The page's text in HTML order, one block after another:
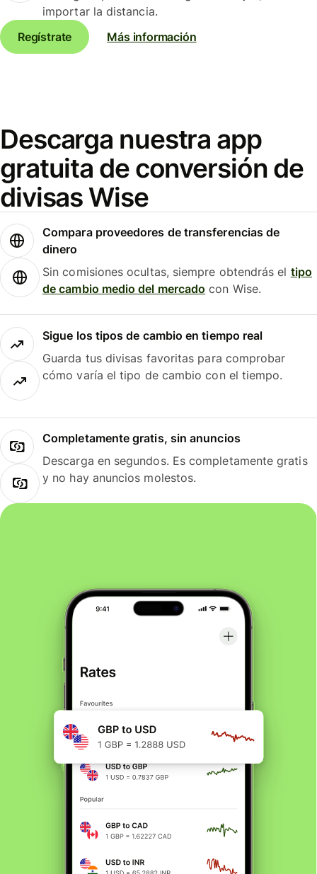
importar la distancia.
Regístrate
Más información
Descarga nuestra app
gratuita de conversión de
divisas Wise
Compara proveedores de transferencias de
dinero
Sin comisiones ocultas, siempre obtendrás el tipo
de cambio medio del mercado con Wise.
Sigue los tipos de cambio en tiempo real
Guarda tus divisas favoritas para comprobar
cómo varía el tipo de cambio con el tiempo.
Completamente gratis, sin anuncios
Descarga en segundos. Es completamente gratis
y no hay anuncios molestos.